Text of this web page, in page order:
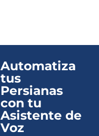
Automatiza
tus
Persianas
con tu
Asistente de
Voz